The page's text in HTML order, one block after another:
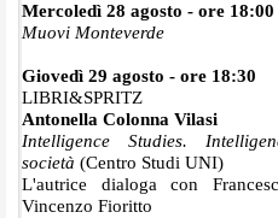
Mercoledì 28 agosto - ore 18:00
Muovi Monteverde
Giovedì 29 agosto - ore 18:30
LIBRI&SPRITZ
Antonella Colonna Vilasi
Intelligence Studies.
società (Centro Studi UNI)
L'autrice dialoga con
Vincenzo Fioritto